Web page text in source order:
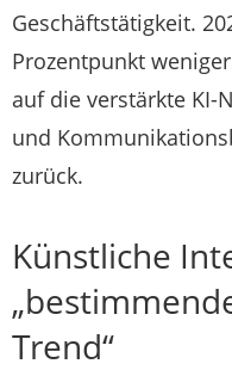
Geschäftstätigkeit.
Prozentpunkt
auf die verstärkte KI-
und
zurück.
Künstliche
Trend“